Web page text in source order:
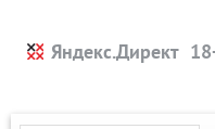
Яндекс.Директ